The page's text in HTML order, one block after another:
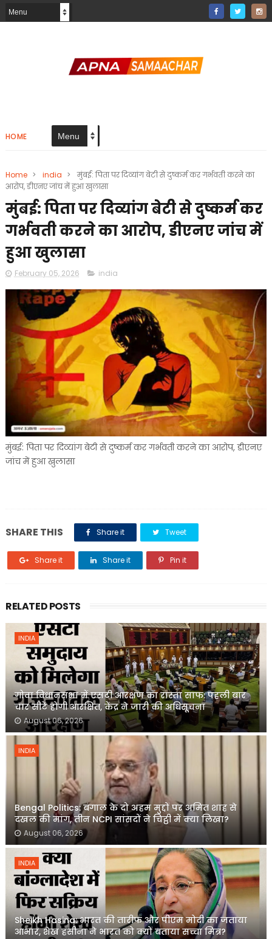
HOME
Home > india >
मुंबई: पिता पर दिव्यांग बेटी से दुष्कर्म कर गर्भवती करने का
आरोप, डीएनए जांच में हुआ खुलासा
मुंबई: पिता पर दिव्यांग बेटी से दुष्कर्म कर
गर्भवती करने का आरोप, डीएनए जांच में
हुआ खुलासा
February 05, 2026 india
मुंबई: पिता पर दिव्यांग बेटी से दुष्कर्म कर गर्भवती करने का आरोप, डीएनए
जांच में हुआ खुलासा
SHARE THIS Share it Tweet
Share it Share it Pin it
RELATED POSTS
INDIA
गोवा विधानसभा में एसटी आरक्षण का रास्ता साफ: पहली बार
चार सीटें होंगी आरक्षित, केंद्र ने जारी की अधिसूचना
August 06, 2026
INDIA
Bengal Politics: बंगाल के दो अहम मुद्दों पर अमित शाह से
दखल की मांग, तीन NCPI सांसदों ने चिट्ठी में क्या लिखा?
August 06, 2026
INDIA
Sheikh Hasina: भारत की तारीफ और पीएम मोदी का जताया
आभार, शेख हसीना ने भारत को क्यों बताया सच्चा मित्र?